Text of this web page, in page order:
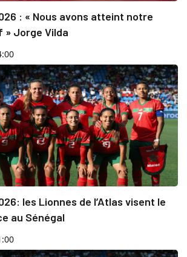
: « Nous avons atteint notre
» Jorge Vilda
les Lionnes de l’Atlas visent le
au Sénégal